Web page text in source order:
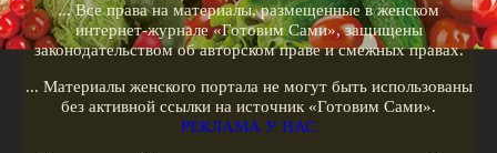
Рецепты для гриля
Кулинарные рецепты
Меню диеты
Показать все теги
... Все права на материалы, размещенные в женском
интернет-журнале «Готовим Сами», защищены
законодательством об авторском праве и смежных правах.
... Материалы женского портала не могут быть использованы
без активной ссылки на источник «Готовим Сами».
РЕКЛАМА У НАС